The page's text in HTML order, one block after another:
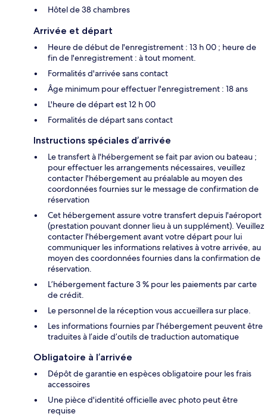
Hôtel de 38 chambres
Arrivée et départ
Heure de début de l'enregistrement : 13 h 00 ; heure de
fin de l'enregistrement : à tout moment.
Formalités d'arrivée sans contact
Âge minimum pour effectuer l'enregistrement : 18 ans
L'heure de départ est 12 h 00
Formalités de départ sans contact
Instructions spéciales d’arrivée
Le transfert à l'hébergement se fait par avion ou bateau ;
pour effectuer les arrangements nécessaires, veuillez
contacter l'hébergement au préalable au moyen des
coordonnées fournies sur le message de confirmation de
réservation
Cet hébergement assure votre transfert depuis l'aéroport
(prestation pouvant donner lieu à un supplément). Veuillez
contacter l'hébergement avant votre départ pour lui
communiquer les informations relatives à votre arrivée, au
moyen des coordonnées fournies dans la confirmation de
réservation.
L’hébergement facture 3 % pour les paiements par carte
de crédit.
Le personnel de la réception vous accueillera sur place.
Les informations fournies par l’hébergement peuvent être
traduites à l’aide d’outils de traduction automatique
Obligatoire à l’arrivée
Dépôt de garantie en espèces obligatoire pour les frais
accessoires
Une pièce d'identité officielle avec photo peut être
requise